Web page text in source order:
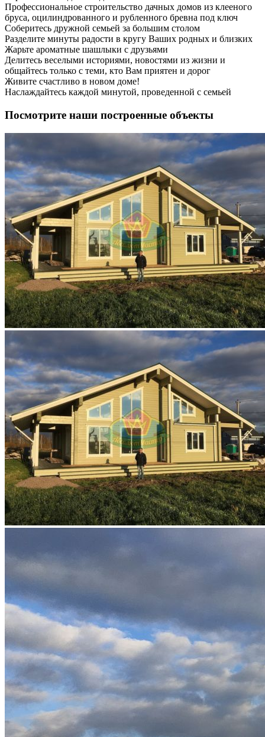
Профессиональное строительство дачных домов из клееного
бруса, оцилиндрованного и рубленного бревна под ключ
Соберитесь дружной семьей за большим столом
Разделите минуты радости в кругу Ваших родных и близких
Жарьте ароматные шашлыки с друзьями
Делитесь веселыми историями, новостями из жизни и
общайтесь только с теми, кто Вам приятен и дорог
Живите счастливо в новом доме!
Наслаждайтесь каждой минутой, проведенной с семьей
Посмотрите наши построенные объекты